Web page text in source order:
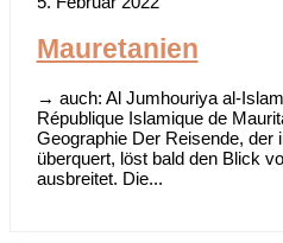
Mauretanien
→ auch: Al Jumhouriya al-
République Islamique de
Geographie Der Reisende, der
überquert, löst bald den Blick
ausbreitet. Die...